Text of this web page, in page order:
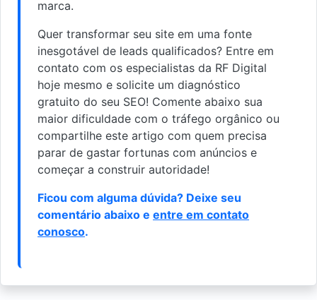
marca.
Quer transformar seu site em uma fonte
inesgotável de leads qualificados? Entre em
contato com os especialistas da RF Digital
hoje mesmo e solicite um diagnóstico
gratuito do seu SEO! Comente abaixo sua
maior dificuldade com o tráfego orgânico ou
compartilhe este artigo com quem precisa
parar de gastar fortunas com anúncios e
começar a construir autoridade!
Ficou com alguma dúvida? Deixe seu
comentário abaixo e entre em contato
conosco.